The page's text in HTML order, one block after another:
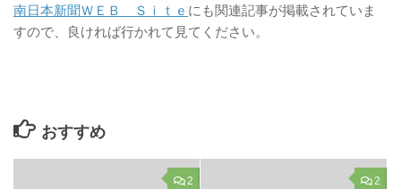
南日本新聞ＷＥＢ Ｓｉｔｅ にも関連記事が掲載されていま
すので、良ければ行かれて見てください。
おすすめ
2 2